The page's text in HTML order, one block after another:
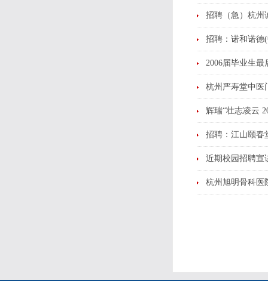
招聘（急）杭州
招聘：诺和诺德
2006届毕业生
杭州严寿堂中医
辉瑞“壮志凌云
招聘：江山颐春
近期校园招聘宣
杭州旭明骨科医